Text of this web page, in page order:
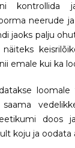
kontrollida
neerude
jaoks palju
emale kui ka
loomale
doos
koju ja oodata